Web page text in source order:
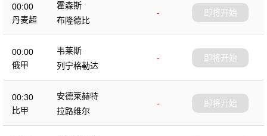
00:00
丹麦超
霍森斯
-
布隆德比
即将开始
00:00
俄甲
韦莱斯
-
列宁格勒达
即将开始
00:30
比甲
安德莱赫特
-
拉路维尔
即将开始